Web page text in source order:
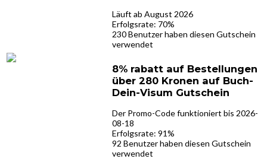
Läuft ab August 2026
Erfolgsrate: 70%
230 Benutzer haben diesen Gutschein
verwendet
8% rabatt auf Bestellungen
über 280 Kronen auf Buch-
Dein-Visum Gutschein
Der Promo-Code funktioniert bis 2026-
08-18
Erfolgsrate: 91%
92 Benutzer haben diesen Gutschein
verwendet